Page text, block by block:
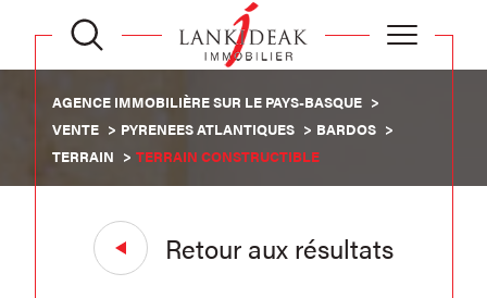
AGENCE IMMOBILIÈRE SUR LE PAYS-BASQUE
VENTE
PYRENEES ATLANTIQUES
BARDOS
TERRAIN
TERRAIN CONSTRUCTIBLE
Retour aux résultats